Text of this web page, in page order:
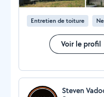
Entretien de toiture
Voir le profil